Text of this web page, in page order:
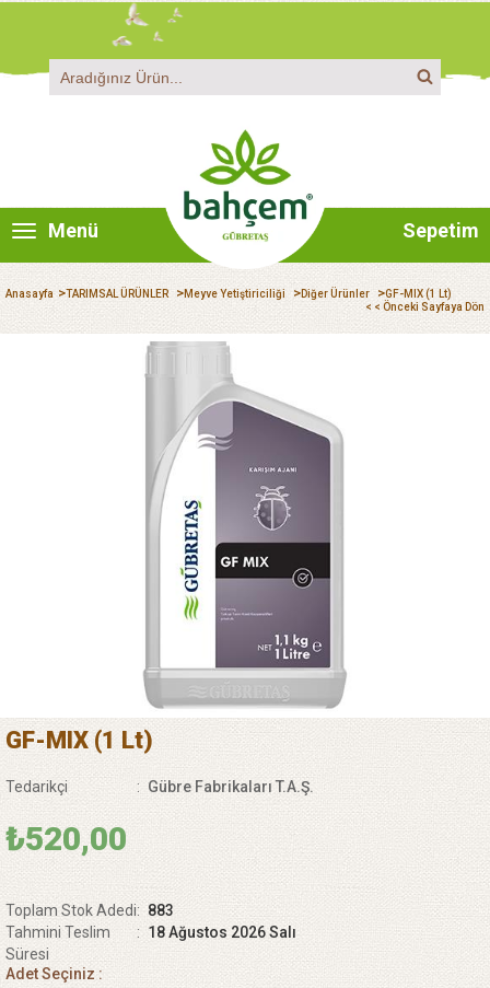
Sepetim
Menü
Anasayfa >TARIMSAL ÜRÜNLER >Meyve Yetiştiriciliği >Diğer Ürünler >GF-MIX (1 Lt)
< < Önceki Sayfaya Dön
GF-MIX (1 Lt)
Tedarikçi : Gübre Fabrikaları T.A.Ş.
₺520,00
Toplam Stok Adedi: 883
Tahmini Teslim
Süresi
: 18 Ağustos 2026 Salı
Adet Seçiniz :